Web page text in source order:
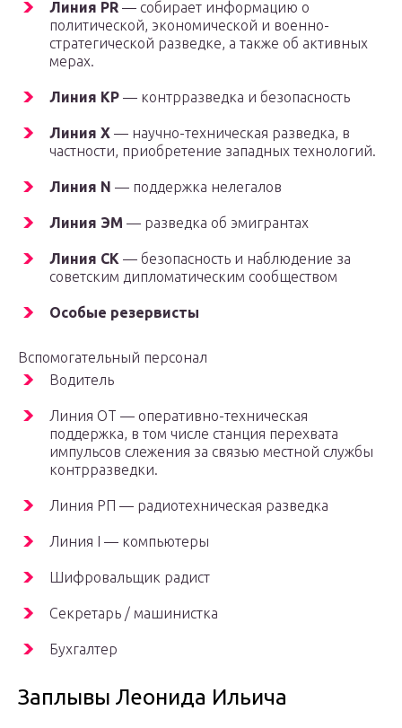
Линия PR — собирает информацию о
политической, экономической и военно-
стратегической разведке, а также об активных
мерах.
Линия КР — контрразведка и безопасность
Линия X — научно-техническая разведка, в
частности, приобретение западных технологий.
Линия N — поддержка нелегалов
Линия ЭМ — разведка об эмигрантах
Линия СК — безопасность и наблюдение за
советским дипломатическим сообществом
Особые резервисты
Вспомогательный персонал
Водитель
Линия ОТ — оперативно-техническая
поддержка, в том числе станция перехвата
импульсов слежения за связью местной службы
контрразведки.
Линия РП — радиотехническая разведка
Линия I — компьютеры
Шифровальщик радист
Секретарь / машинистка
Бухгалтер
Заплывы Леонида Ильича